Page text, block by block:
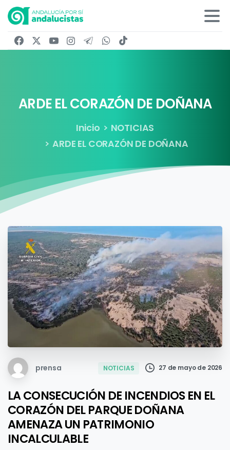
ARDEELCORAZÓN DE DOÑANA
Inicio
NOTICIAS
ARDE EL CORAZÓN DE DOÑANA
prensa NOTICIAS 27 de mayo de 2026
LA CONSECUCIÓN DE INCENDIOS EN EL
CORAZÓN DEL PARQUE DOÑANA
AMENAZA UN PATRIMONIO
INCALCULABLE